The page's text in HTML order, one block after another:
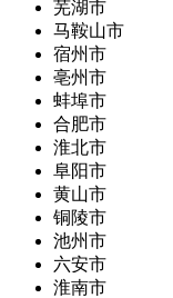
芜湖市
马鞍山市
宿州市
亳州市
蚌埠市
合肥市
淮北市
阜阳市
黄山市
铜陵市
池州市
六安市
淮南市